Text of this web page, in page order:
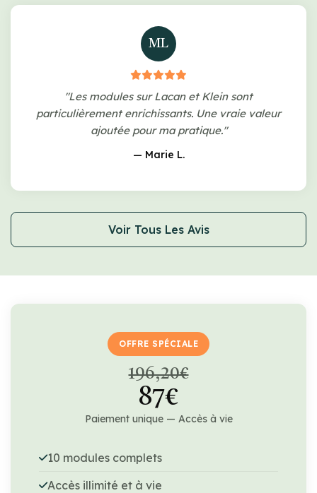
ML
"Les modules sur Lacan et Klein sont
particulièrement enrichissants. Une vraie valeur
ajoutée pour ma pratique."
— Marie L.
Voir Tous Les Avis
OFFRE SPÉCIALE
196,20€
87€
Paiement unique — Accès à vie
10 modules complets
Accès illimité et à vie